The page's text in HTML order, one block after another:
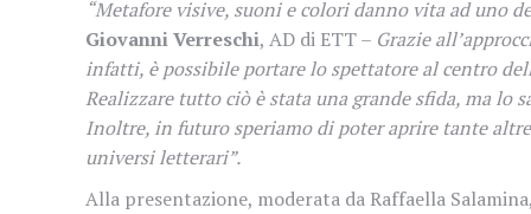
“Metafore visive, suoni e colori danno vita ad
Giovanni Verreschi, AD di ETT – Grazie
infatti, è possibile portare lo spettatore al centro
Realizzare tutto ciò è stata una grande sfida, ma lo
Inoltre, in futuro speriamo di poter aprire tante
universi letterari”.
Alla presentazione, moderata da Raffaella